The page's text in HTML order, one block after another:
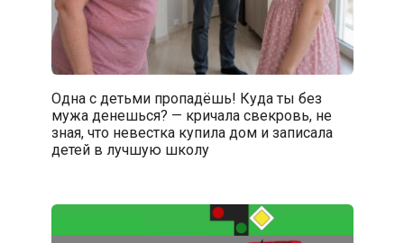
Одна с детьми пропадёшь! Куда ты без
мужа денешься? — кричала свекровь, не
зная, что невестка купила дом и записала
детей в лучшую школу